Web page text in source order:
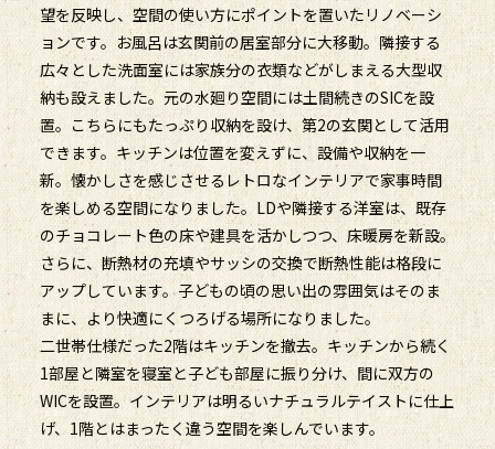
望を反映し、空間の使い方にポイントを置いたリノベーシ
ョンです。お風呂は玄関前の居室部分に大移動。隣接する
広々とした洗面室には家族分の衣類などがしまえる大型収
納も設えました。元の水廻り空間には土間続きのSICを設
置。こちらにもたっぷり収納を設け、第2の玄関として活用
できます。キッチンは位置を変えずに、設備や収納を一
新。懐かしさを感じさせるレトロなインテリアで家事時間
を楽しめる空間になりました。LDや隣接する洋室は、既存
のチョコレート色の床や建具を活かしつつ、床暖房を新設。
さらに、断熱材の充填やサッシの交換で断熱性能は格段に
アップしています。子どもの頃の思い出の雰囲気はそのま
まに、より快適にくつろげる場所になりました。
二世帯仕様だった2階はキッチンを撤去。キッチンから続く
1部屋と隣室を寝室と子ども部屋に振り分け、間に双方の
WICを設置。インテリアは明るいナチュラルテイストに仕上
げ、1階とはまったく違う空間を楽しんでいます。